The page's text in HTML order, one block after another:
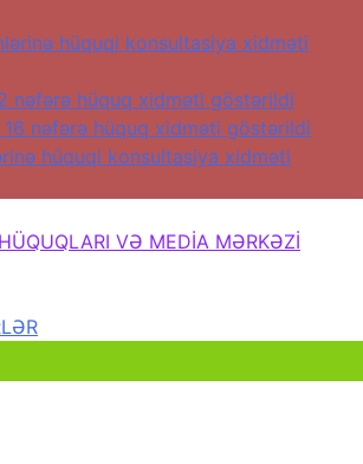
hüquqi konsultasiya xidməti
nəfərə hüquq xidməti göstərildi
16 nəfərə hüquq xidməti göstərildi
hüquqi konsultasiya xidməti
VƏ MEDİA MƏRKƏZİ
və Media Mərkəzi